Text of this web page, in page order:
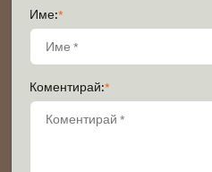
Име:*
Коментирай:*